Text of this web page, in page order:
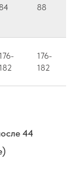
88
176-
182
176-
182
44